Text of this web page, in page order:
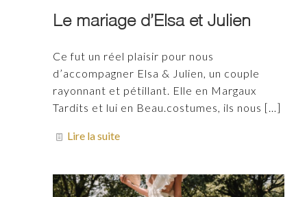
Le mariage d’Elsa et Julien
Ce fut un réel plaisir pour nous
d’accompagner Elsa & Julien, un couple
rayonnant et pétillant. Elle en Margaux
Tardits et lui en Beau.costumes, ils nous […]
Lire la suite